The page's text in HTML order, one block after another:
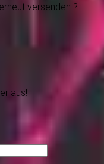
versenden ?
aus!